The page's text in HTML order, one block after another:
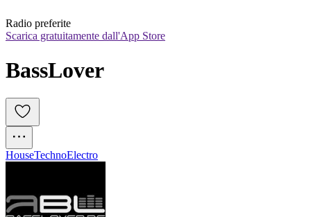
Radio preferite
Scarica gratuitamente dall'App Store
HouseTechnoElectro